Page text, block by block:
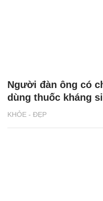
KHỎE - ĐẸP
Người đàn ông có
dùng thuốc kháng